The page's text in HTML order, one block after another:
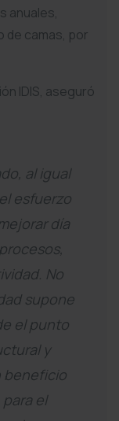
anuales,
de camas, por
IDIS, aseguró
al igual
esfuerzo
día
No
supone
el punto
y
beneficio
el